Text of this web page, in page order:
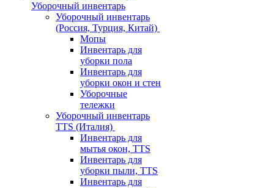
Уборочный инвентарь
Уборочный инвентарь
(Россия, Турция, Китай)
Мопы
Инвентарь для
уборки пола
Инвентарь для
уборки окон и стен
Уборочные
тележки
Уборочный инвентарь
TTS (Италия)
Инвентарь для
мытья окон, TTS
Инвентарь для
уборки пыли, TTS
Инвентарь для